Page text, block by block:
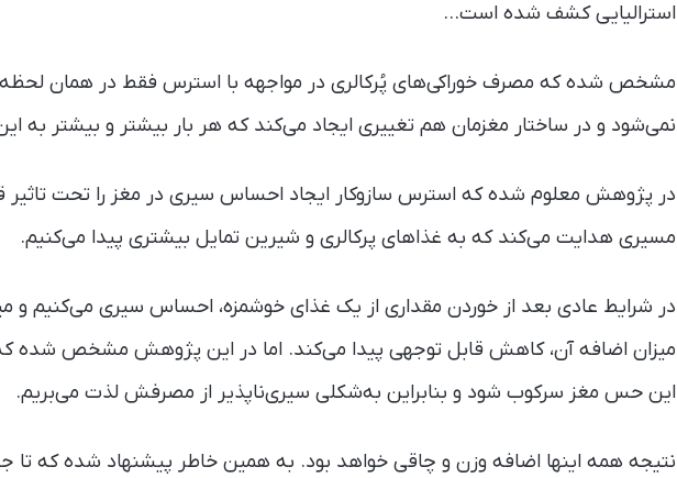
استرالیایی کشف شده است…
مشخص شده که مصرف خوراکی‌های پُرکالری در مواجهه با استرس فقط در همان
نمی‌شود و در ساختار مغز‌مان هم تغییری ایجاد می‌کند که هر بار بیشتر و بیشتر به این
در پژوهش معلوم شده که استرس سازوکار ایجاد احساس سیری در مغز را تحت تاثیر
مسیری هدایت می‌کند که به غذاهای پرکالری و شیرین تمایل بیشتری پیدا می‌کنیم.
در شرایط عادی بعد از خوردن مقداری از یک غذای خوشمزه، احساس سیری می‌کنیم و
میزان اضافه آن، کاهش قابل توجهی پیدا می‌کند. اما در این پژوهش مشخص
این حس مغز سرکوب شود و بنابراین به‌شکلی سیری‌ناپذیر از مصرفش لذت می‌بریم.
نتیجه همه اینها اضافه وزن و چاقی خواهد بود. به همین خاطر پیشنهاد شده که تا